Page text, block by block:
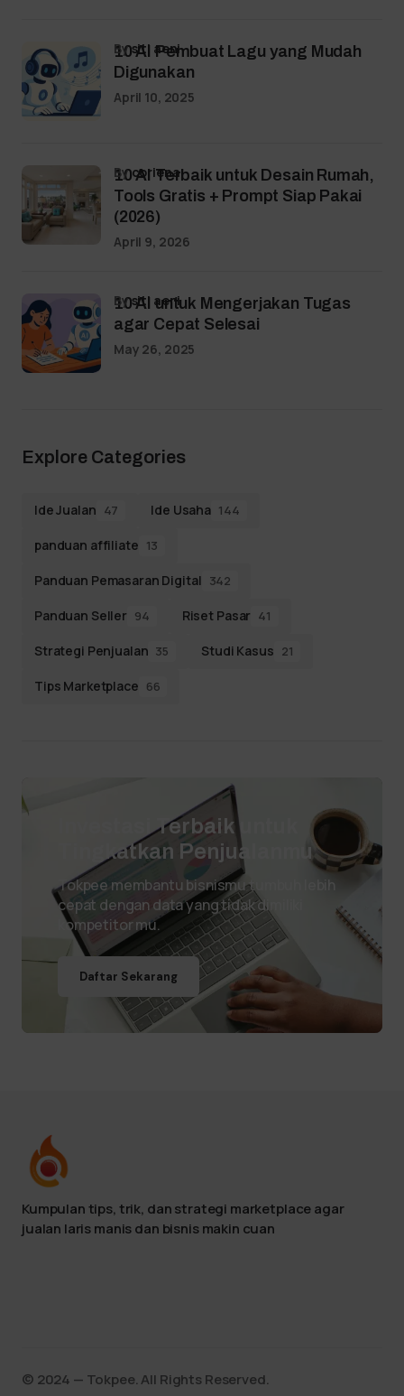
10 AI Pembuat Lagu yang Mudah
Digunakan
bysiti aeni
April 10, 2025
10 AI Terbaik untuk Desain Rumah,
Tools Gratis + Prompt Siap Pakai
(2026)
bycoriena
April 9, 2026
10 AI untuk Mengerjakan Tugas
agar Cepat Selesai
bysiti aeni
May 26, 2025
Explore Categories
Ide Jualan 47 Ide Usaha 144
panduan affiliate 13
Panduan Pemasaran Digital 342
Panduan Seller 94 Riset Pasar 41
Strategi Penjualan 35 Studi Kasus 21
Tips Marketplace 66
Investasi Terbaik untuk
Tingkatkan Penjualanmu
Tokpee membantu bisnismu tumbuh lebih
cepat dengan data yang tidak dimiliki
kompetitor mu.
Daftar Sekarang
Kumpulan tips, trik, dan strategi marketplace agar
jualan laris manis dan bisnis makin cuan
©️ 2024 — Tokpee. All Rights Reserved.